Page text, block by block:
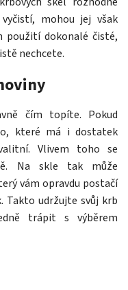
mohou jej však
použití dokonalé čisté,
nechcete.
čím topíte. Pokud
které má i dostatek
Vlivem toho se
Na skle tak může
vám opravdu postačí
Takto udržujte svůj krb
trápit s výběrem